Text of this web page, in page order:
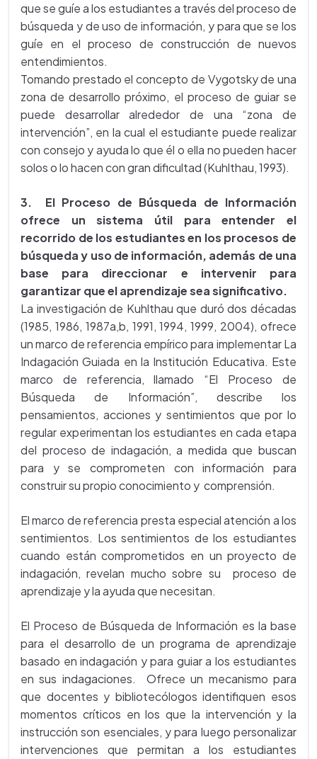
que se guíe a los estudiantes a través del proceso de
búsqueda y de uso de información, y para que se los
guíe en el proceso de construcción de nuevos
entendimientos.
Tomando prestado el concepto de Vygotsky de una
zona de desarrollo próximo, el proceso de guiar se
puede desarrollar alrededor de una “zona de
intervención”, en la cual el estudiante puede realizar
con consejo y ayuda lo que él o ella no pueden hacer
solos o lo hacen con gran dificultad (Kuhlthau, 1993).
3. El Proceso de Búsqueda de Información
ofrece un sistema útil para entender el
recorrido de los estudiantes en los procesos de
búsqueda y uso de información, además de una
base para direccionar e intervenir para
garantizar que el aprendizaje sea significativo.
La investigación de Kuhlthau que duró dos décadas
(1985, 1986, 1987a,b, 1991, 1994, 1999, 2004), ofrece
un marco de referencia empírico para implementar La
Indagación Guiada en la Institución Educativa. Este
marco de referencia, llamado “El Proceso de
Búsqueda de Información”, describe los
pensamientos, acciones y sentimientos que por lo
regular experimentan los estudiantes en cada etapa
del proceso de indagación, a medida que buscan
para y se comprometen con información para
construir su propio conocimiento y comprensión.
El marco de referencia presta especial atención a los
sentimientos. Los sentimientos de los estudiantes
cuando están comprometidos en un proyecto de
indagación, revelan mucho sobre su proceso de
aprendizaje y la ayuda que necesitan.
El Proceso de Búsqueda de Información es la base
para el desarrollo de un programa de aprendizaje
basado en indagación y para guiar a los estudiantes
en sus indagaciones. Ofrece un mecanismo para
que docentes y bibliotecólogos identifiquen esos
momentos críticos en los que la intervención y la
instrucción son esenciales, y para luego personalizar
intervenciones que permitan a los estudiantes